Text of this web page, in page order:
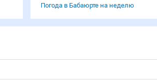
Погода в Бабаюрте на неделю